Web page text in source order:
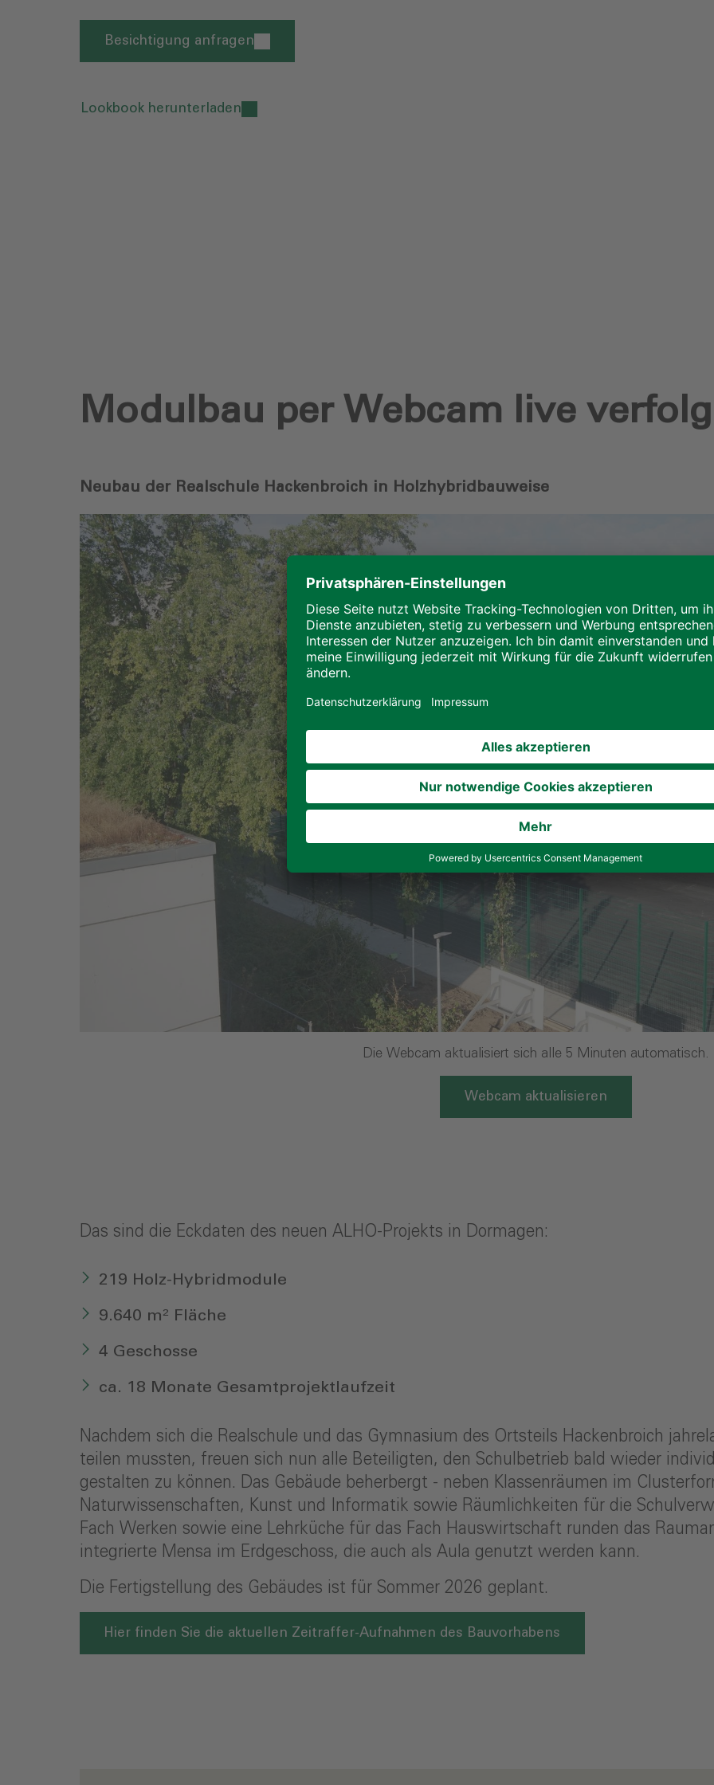
Besichtigung anfragen
Lookbook herunterladen
Modulbau per Webcam live
Neubau der Realschule Hackenbroich in Holzhybridbauweise
Die Webcam aktualisiert sich alle 5 Minuten automatisch.
Webcam aktualisieren
Das sind die Eckdaten des neuen ALHO-Projekts in Dormagen:
219 Holz-Hybridmodule
9.640 m² Fläche
4 Geschosse
ca. 18 Monate Gesamtprojektlaufzeit
Nachdem sich die Realschule und das Gymnasium des Ortsteils Hackenbroich
teilen mussten, freuen sich nun alle Beteiligten, den Schulbetrieb bald wieder
gestalten zu können. Das Gebäude beherbergt - neben Klassenräumen im
Naturwissenschaften, Kunst und Informatik sowie Räumlichkeiten für die
Fach Werken sowie eine Lehrküche für das Fach Hauswirtschaft runden das
integrierte Mensa im Erdgeschoss, die auch als Aula genutzt werden kann.
Die Fertigstellung des Gebäudes ist für Sommer 2026 geplant.
Hier finden Sie die aktuellen Zeitraffer-Aufnahmen des Bauvorhabens